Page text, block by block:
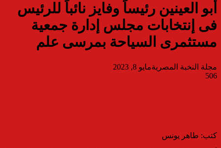
أبو العينين رئيساً وفايز نائباً للرئيس
فى إنتخابات مجلس إدارة جمعية
مستثمرى السياحة بمرسى علم
مجلة النخبة المصريةمايو 8, 2023
506
كتب: طاهر يونس